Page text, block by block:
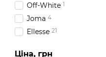
Off-White 1
Joma 4
Ellesse 21
Ціна, грн